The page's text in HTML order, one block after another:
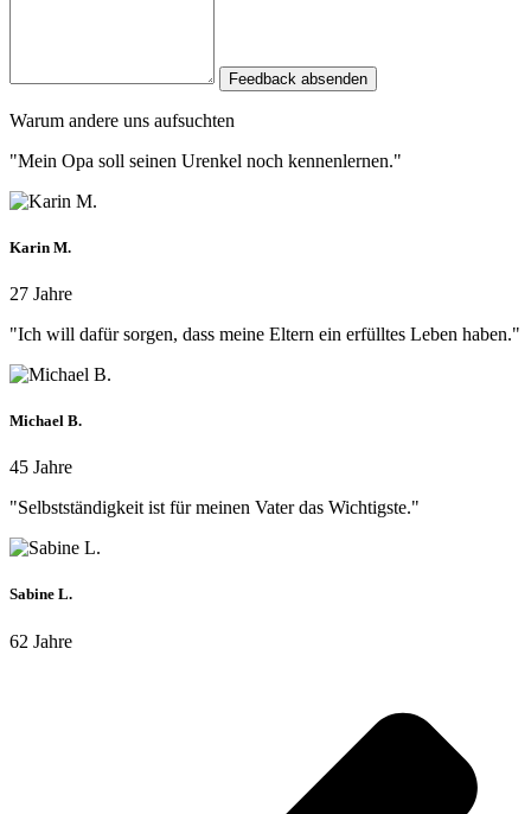
Feedback absenden
Warum andere uns aufsuchten
"Mein Opa soll seinen Urenkel noch kennenlernen."
Karin M.
27 Jahre
"Ich will dafür sorgen, dass meine Eltern ein erfülltes Leben haben."
Michael B.
45 Jahre
"Selbstständigkeit ist für meinen Vater das Wichtigste."
Sabine L.
62 Jahre